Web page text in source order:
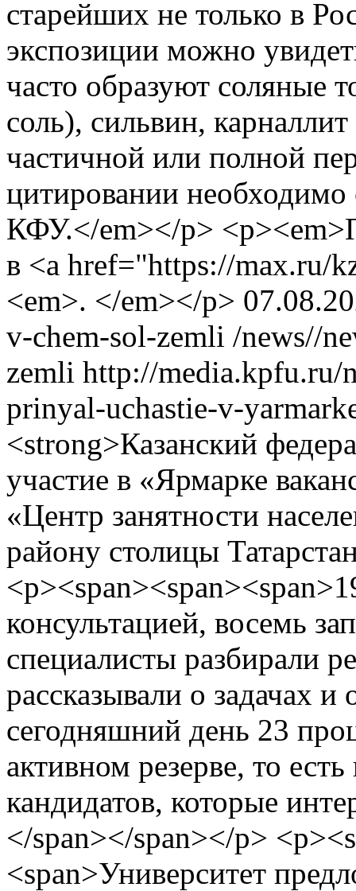
старейших не только в
экспозиции можно
часто образуют соляные
соль), сильвин,
частичной или полной
цитировании необходимо
КФУ.</em></p>
в <a href="https://max.ru/
<em>. </em></p>
v-chem-sol-zemli /news//
zemli http://media.kpfu.ru/
prinyal-uchastie-v-
<strong>Казанский
участие в «Ярмарке
«Центр занятности
району столицы
консультацией, восемь
специалисты разбирали
рассказывали о задачах
сегодняшний день 23
активном резерве, то
кандидатов, которые
</span></span></p>
<span>Университет